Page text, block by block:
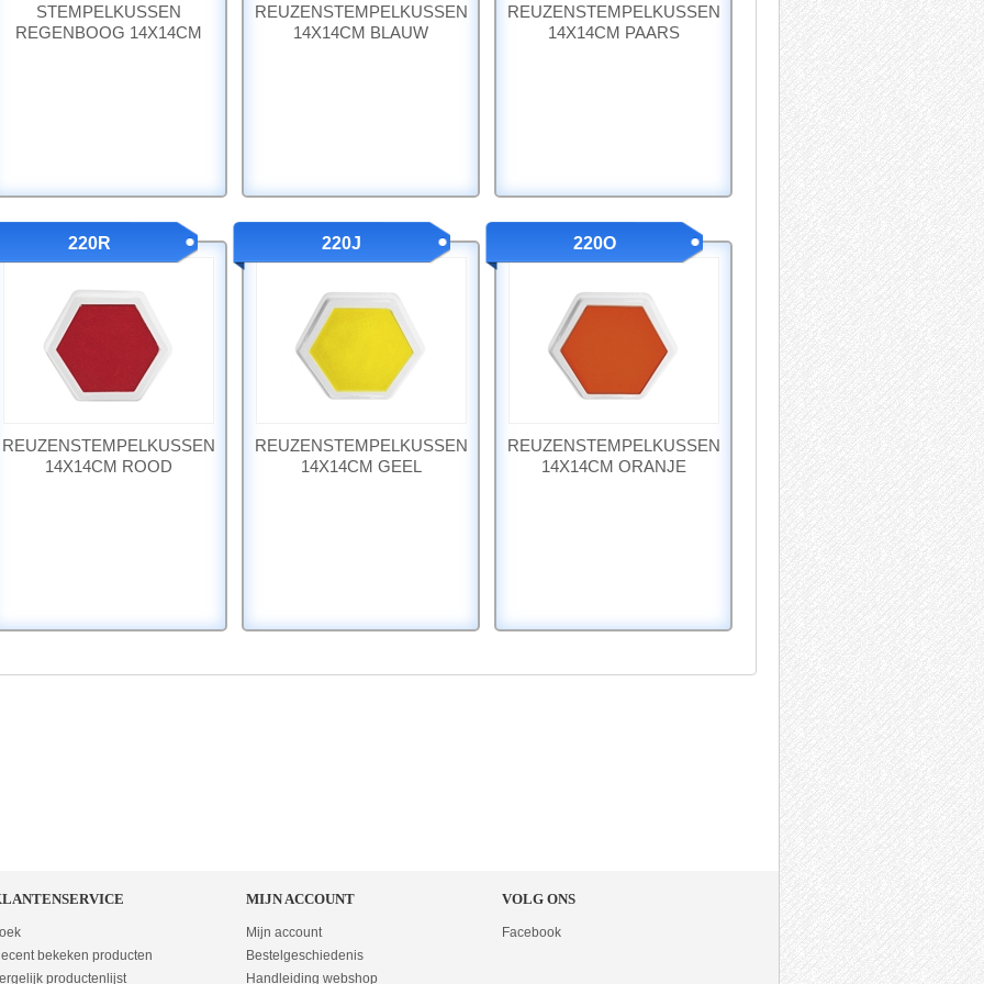
STEMPELKUSSEN
REGENBOOG 14X14CM
REUZENSTEMPELKUSSEN
14X14CM BLAUW
REUZENSTEMPELKUSSEN
14X14CM PAARS
REUZENSTEMPELKUSSEN
14X14CM ROOD
220R
REUZENSTEMPELKUSSEN
14X14CM GEEL
220J
REUZENSTEMPELKUSSEN
14X14CM ORANJE
220O
bekeken producten
productenlijst
MIJN ACCOUNT
Mijn account
Bestelgeschiedenis
Handleiding webshop
VOLG ONS
Facebook